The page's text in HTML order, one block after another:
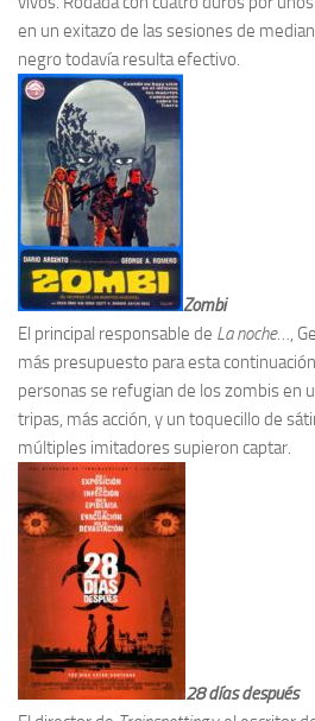
en un exitazo de las sesiones de
negro todavía resulta efectivo.
Zombi
El principal responsable de La noche…,
más presupuesto para esta
personas se refugian de los zombis en
tripas, más acción, y un toquecillo de
múltiples imitadores supieron captar.
28 días después